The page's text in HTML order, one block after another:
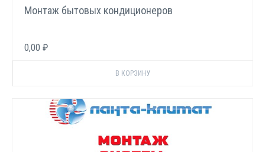
Монтаж бытовых кондиционеров
0,00 ₽